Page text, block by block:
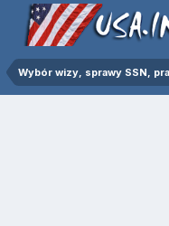
Wybór wizy, sprawy SSN,